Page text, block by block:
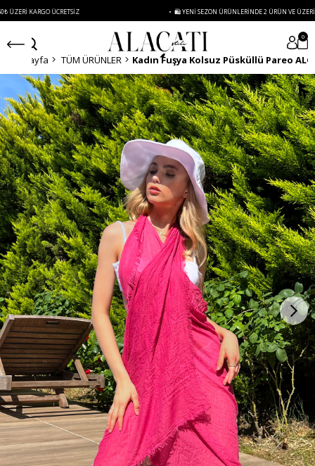
ÜCRETSIZ • 🛍️ YENI SEZON ÜRÜNLERINDE 2 ÜRÜN VE ÜZERI
0
Anasayfa TÜM ÜRÜNLER Kadın Fuşya Kolsuz Püsküllü Pareo